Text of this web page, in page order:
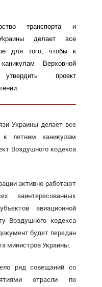
транспорта и
делает все
для того, чтобы к
Верховной
проект
Украины делает все
летним каникулам
Воздушного кодекса
активно работают
заинтересованных
авиационной
Воздушного кодекса
будет передан
министров Украины.
ряд совещаний со
отрасли по